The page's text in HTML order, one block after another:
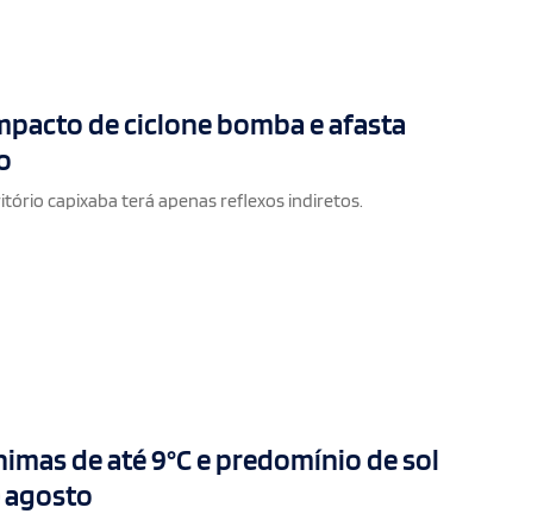
de ciclone bomba e afasta
capixaba terá apenas reflexos indiretos.
de até 9°C e predomínio de sol
agosto